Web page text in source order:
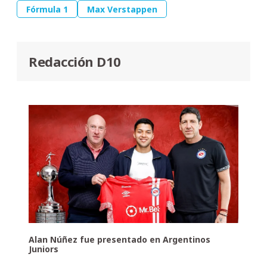
Fórmula 1 Max Verstappen
Redacción D10
Alan Núñez fue presentado en Argentinos
Juniors